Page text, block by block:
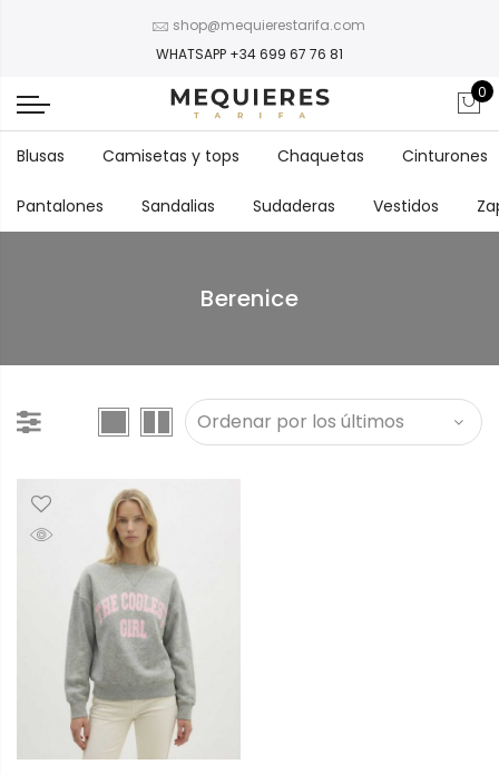
shop@mequierestarifa.com
WHATSAPP +34 699 67 76 81
0
Blusas Camisetas y tops Chaquetas Cinturones
Pantalones Sandalias Sudaderas Vestidos
Berenice